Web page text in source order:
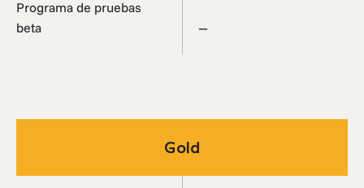
Programa de pruebas
beta
Gold